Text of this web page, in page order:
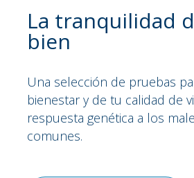
La tranquilidad
bien
Una selección de pruebas
bienestar y de tu calidad de
respuesta genética a los
comunes.